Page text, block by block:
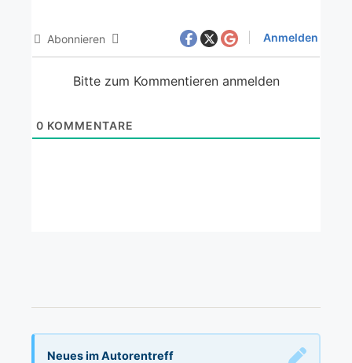
Abonnieren Anmelden
Bitte zum Kommentieren anmelden
0 KOMMENTARE
Neues im Autorentreff